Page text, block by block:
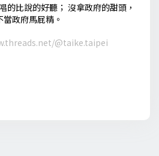
的比說的好聽； 沒拿政府的甜頭，
當政府馬屁精。
@taike.taipei